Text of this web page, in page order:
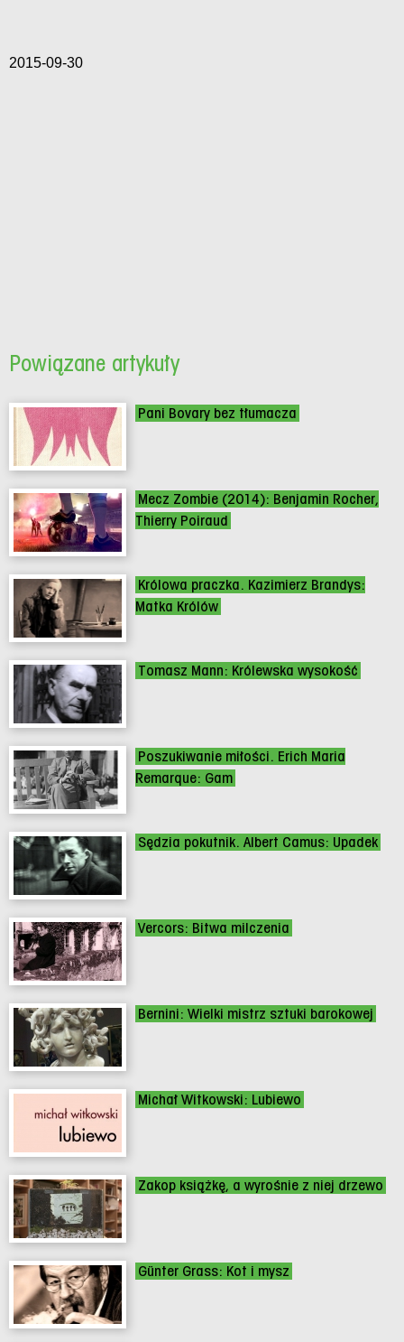
2015-09-30
Powiązane artykuły
Pani Bovary bez tłumacza
Mecz Zombie (2014): Benjamin Rocher,
Thierry Poiraud
Królowa praczka. Kazimierz Brandys:
Matka Królów
Tomasz Mann: Królewska wysokość
Poszukiwanie miłości. Erich Maria
Remarque: Gam
Sędzia pokutnik. Albert Camus: Upadek
Vercors: Bitwa milczenia
Bernini: Wielki mistrz sztuki barokowej
Michał Witkowski: Lubiewo
Zakop książkę, a wyrośnie z niej drzewo
Günter Grass: Kot i mysz